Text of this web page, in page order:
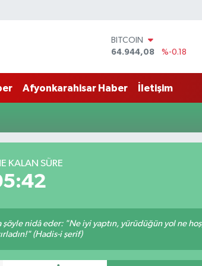
BITCOIN
64.944,08
%-0.18
EURO
Afyonkarahisar Haber İletişim
KALAN SÜRE
nidâ eder: "Ne iyi yaptın, yürüdüğün yol ne
(Hadis-i şerif)